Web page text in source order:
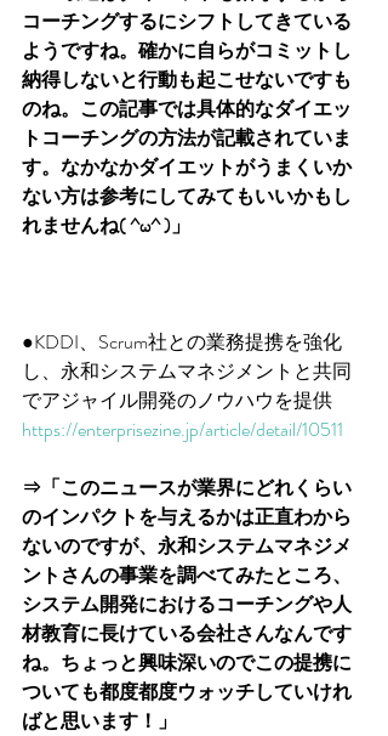
コーチングするにシフトしてきている
ようですね。確かに自らがコミットし
納得しないと行動も起こせないですも
のね。この記事では具体的なダイエッ
トコーチングの方法が記載されていま
す。なかなかダイエットがうまくいか
ない方は参考にしてみてもいいかもし
れませんね( ^ω^ )」
●KDDI、Scrum社との業務提携を強化
し、永和システムマネジメントと共同
でアジャイル開発のノウハウを提供
https://enterprisezine.jp/article/detail/10511
⇒「このニュースが業界にどれくらい
のインパクトを与えるかは正直わから
ないのですが、永和システムマネジメ
ントさんの事業を調べてみたところ、
システム開発におけるコーチングや人
材教育に長けている会社さんなんです
ね。ちょっと興味深いのでこの提携に
ついても都度都度ウォッチしていけれ
ばと思います！」